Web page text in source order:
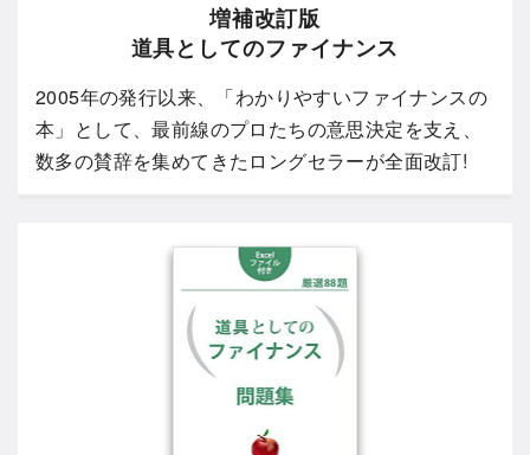
増補改訂版
道具としてのファイナンス
2005年の発行以来、「わかりやすいファイナンスの
本」として、最前線のプロたちの意思決定を支え、
数多の賛辞を集めてきたロングセラーが全面改訂!